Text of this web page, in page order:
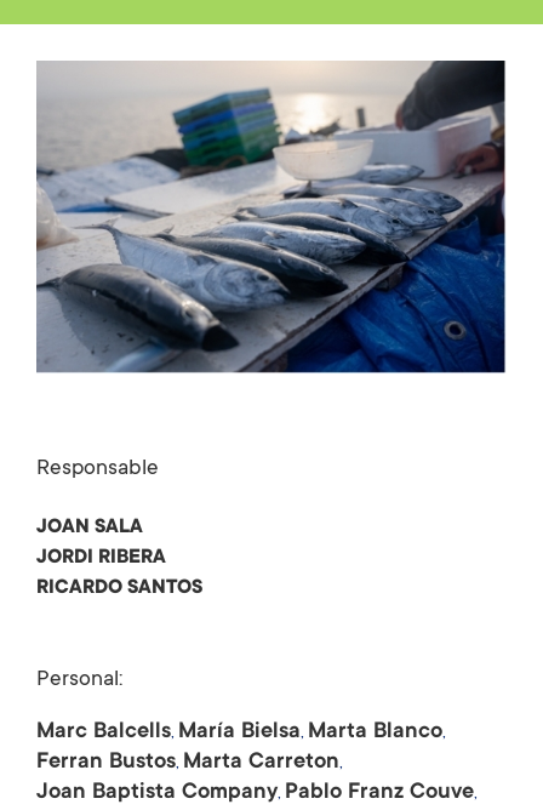
Responsable
JOAN SALA
JORDI RIBERA
RICARDO SANTOS
Personal:
Marc Balcells María Bielsa Marta Blanco
Ferran Bustos Marta Carreton
Joan Baptista Company Pablo Franz Couve